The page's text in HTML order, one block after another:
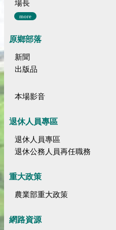
場長
more
原鄉部落
新聞
出版品
本場影音
退休人員專區
退休人員專區
退休公務人員再任職務
重大政策
農業部重大政策
網路資源